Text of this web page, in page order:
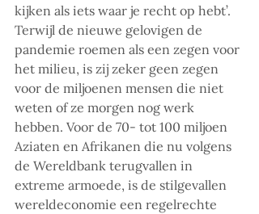
kijken als iets waar je recht op hebt’.
Terwijl de nieuwe gelovigen de
pandemie roemen als een zegen voor
het milieu, is zij zeker geen zegen
voor de miljoenen mensen die niet
weten of ze morgen nog werk
hebben. Voor de 70- tot 100 miljoen
Aziaten en Afrikanen die nu volgens
de Wereldbank terugvallen in
extreme armoede, is de stilgevallen
wereldeconomie een regelrechte